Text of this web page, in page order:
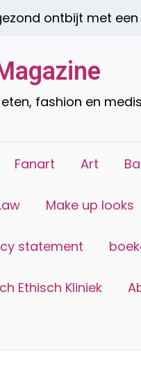
met een
fashion en
Fanart Art
Make up looks
statement
Ethisch Kliniek